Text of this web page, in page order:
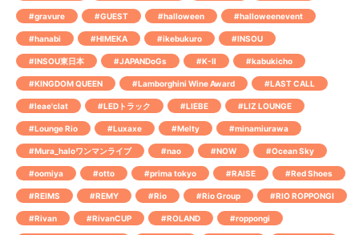
#gravure #GUEST #halloween #halloweenevent
#hanabi #HIMEKA #ikebukuro #INSOU
#INSOU東日本 #JAPANDoGs #K-Ⅱ #kabukicho
#KINGDOM QUEEN #Lamborghini Wine Award #LAST CALL
#leae'clat #LEDトラック #LIEBE #LIZ LOUNGE
#Lounge Rio #Luxaxe #Melty #minamiurawa
#Mura_haloワンマンライブ #nao #NOW #Ocean Sky
#oomiya #otto #prima tokyo #RAISE #Red Shoes
#REIMS #REMY #Rio #Rio Group #RIO ROPPONGI
#Rivan #RivanCUP #ROLAND #roppongi